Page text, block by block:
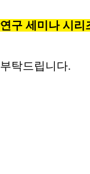
구 세미나 시리
탁드립니다.